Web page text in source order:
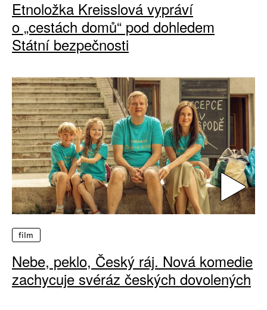
Etnoložka Kreisslová vypráví
o „cestách domů“ pod dohledem
Státní bezpečnosti
film
Nebe, peklo, Český ráj. Nová komedie
zachycuje svéráz českých dovolených